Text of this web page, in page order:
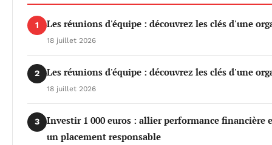
1 Les réunions d'équipe : découvrez les clés d'une
18 juillet 2026
2 Les réunions d'équipe : découvrez les clés d'une
18 juillet 2026
3
Investir 1 000 euros : allier performance financière
un placement responsable